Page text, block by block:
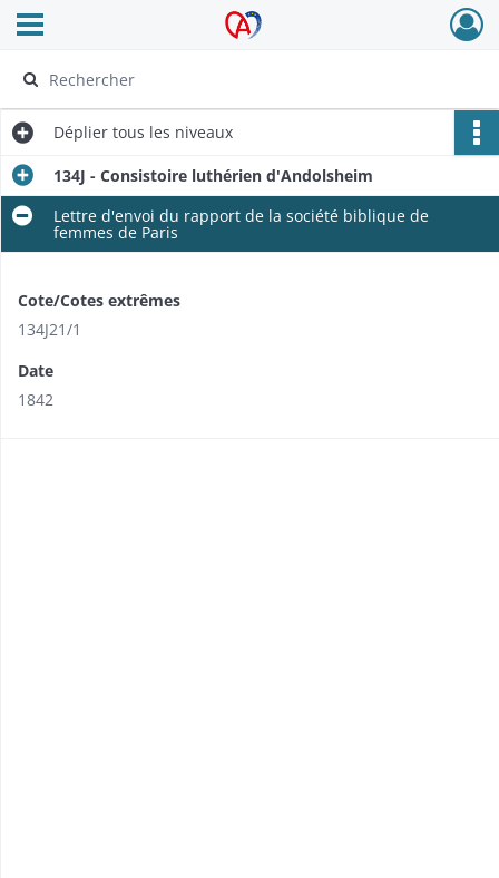
Archives Alsace - Colmar
Ouvrir le menu déroulant
Déplier tous les niveaux
134J - Consistoire luthérien d'Andolsheim
Lettre d'envoi du rapport de la société biblique de
femmes de Paris
Cote/Cotes extrêmes
134J21/1
Date
1842